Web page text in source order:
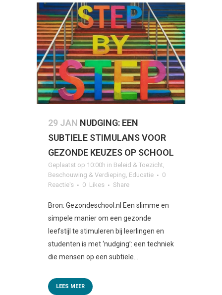
29 JAN NUDGING: EEN
SUBTIELE STIMULANS VOOR
GEZONDE KEUZES OP SCHOOL
Geplaatst op 10:00h in Beleid & Toezicht,
Beschouwing & Verdieping, Educatie
0
Reactie's
0 Likes Share
Bron: Gezondeschool.nl Een slimme en
simpele manier om een gezonde
leefstijl te stimuleren bij leerlingen en
studenten is met ‘nudging’: een techniek
die mensen op een subtiele...
LEES MEER